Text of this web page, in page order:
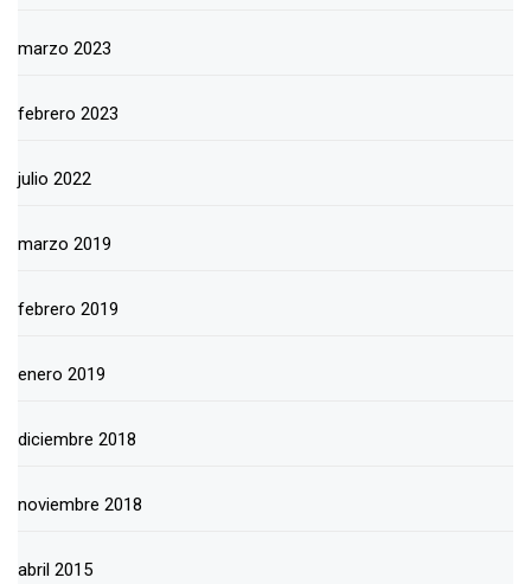
marzo 2023
febrero 2023
julio 2022
marzo 2019
febrero 2019
enero 2019
diciembre 2018
noviembre 2018
abril 2015